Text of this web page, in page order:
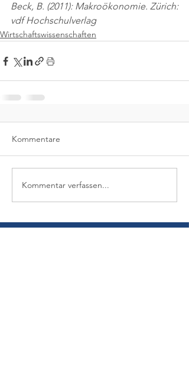
Beck, B. (2011): Makroökonomie. Zürich:
vdf Hochschulverlag
Wirtschaftswissenschaften
Kommentare
Kommentar verfassen...